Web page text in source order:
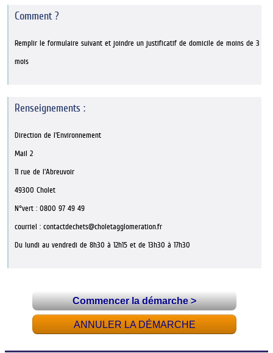
Commencer la démarche>
ANNULER LA DÉMARCHE